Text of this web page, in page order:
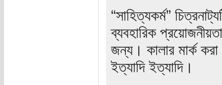
“সাহিত্যকর্ম”
ব্যবহারিক
জন্য। কালার মার্ক
ইত্যাদি ইত্যাদি।